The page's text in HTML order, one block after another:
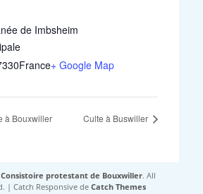
de Imbsheim
France+ Google Map
à Bouxwiller Culte à Buswiller
Consistoire protestant de Bouxwiller. All
| Catch Responsive de Catch Themes